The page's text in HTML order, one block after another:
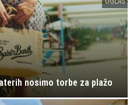
nosimo torbe za plažo